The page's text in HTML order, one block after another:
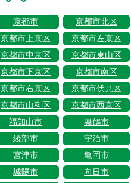
京都市
京都市北区
京都市上京区
京都市左京区
京都市中京区
京都市東山区
京都市下京区
京都市南区
京都市右京区
京都市伏見区
京都市山科区
京都市西京区
福知山市
舞鶴市
綾部市
宇治市
宮津市
亀岡市
城陽市
向日市